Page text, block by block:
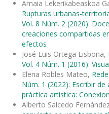
Amaia Lekerikabeaskoa
Rupturas urbanas-
Vol. 8 Núm. 2 (2020):
creaciones compartidas
efectos
José Luis Ortega Lisbona,
Vol. 4 Núm. 1 (2016):
Elena Robles Mateo,
Núm. 1 (2022): Escribir
práctica artística:
Alberto Salcedo